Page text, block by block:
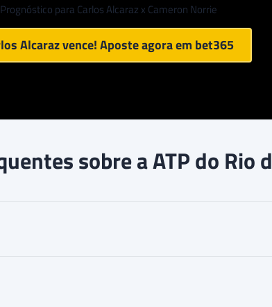
Prognóstico para Carlos Alcaraz x Cameron Norrie
Alcaraz vence! Aposte agora em bet365
sobre a ATP do Rio